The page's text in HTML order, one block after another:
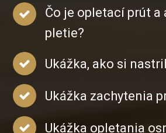
Čo je opletací prút a
pletie?
Ukážka, ako si
Ukážka zachytenia
Ukážka opletania